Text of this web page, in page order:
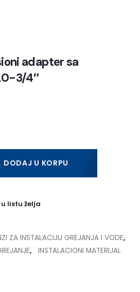
adapter sa
3/4″
DODAJ U KORPU
listu želja
ZA INSTALACIJU GREJANJA I VODE,
,
INSTALACIONI MATERIJAL